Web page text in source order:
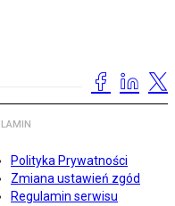
Polityka Prywatności
Zmiana ustawień zgód
Regulamin serwisu